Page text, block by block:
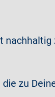
nachhaltig
zu